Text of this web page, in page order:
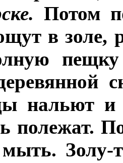
Потом
в золе,
нальют
полежат.